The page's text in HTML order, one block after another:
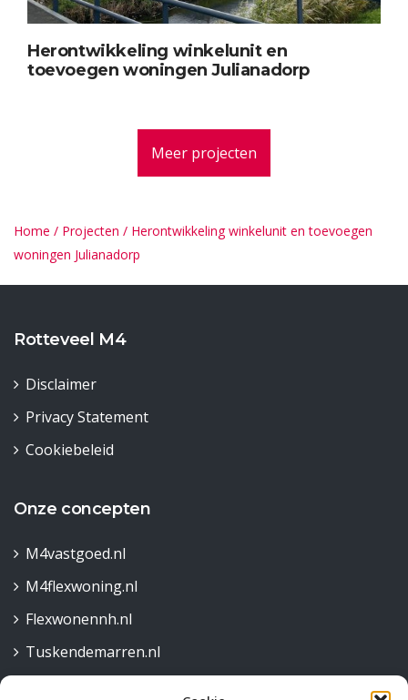
Herontwikkeling winkelunit en
toevoegen woningen Julianadorp
Meer projecten
Home / Projecten / Herontwikkeling winkelunit en toevoegen
woningen Julianadorp
Rotteveel M4
Disclaimer
Privacy Statement
Cookiebeleid
Onze concepten
M4vastgoed.nl
M4flexwoning.nl
Flexwonennh.nl
Tuskendemarren.nl